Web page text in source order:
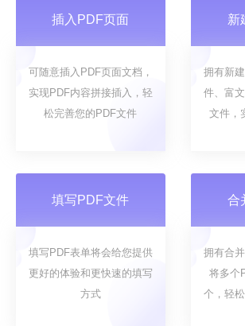
插入PDF页面
可随意插入PDF页面文档，
实现PDF内容拼接插入，轻
松完善您的PDF文件
新
拥有新
件、富
文件，
填写PDF文件
填写PDF表单将会给您提供
更好的体验和更快速的填写
方式
合
拥有合
将多个
个，轻